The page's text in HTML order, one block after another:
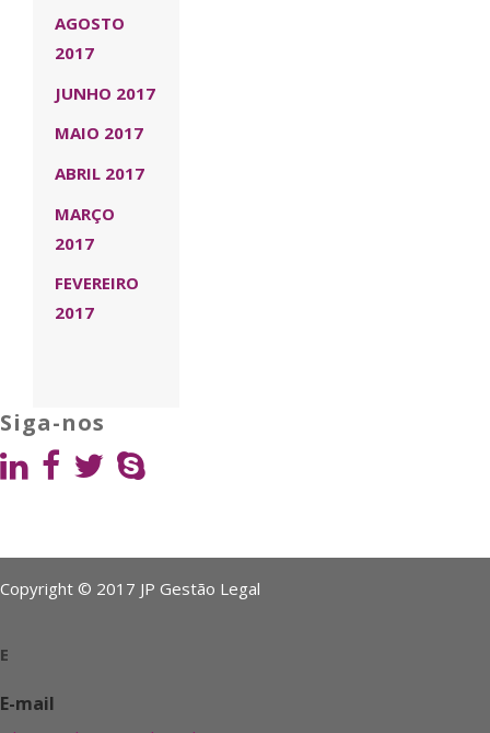
AGOSTO
2017
JUNHO 2017
MAIO 2017
ABRIL 2017
MARÇO
2017
FEVEREIRO
2017
Siga-nos
Copyright © 2017 JP Gestão Legal
E
E-mail